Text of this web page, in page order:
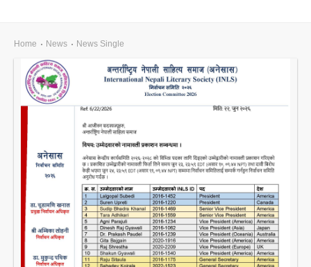
ABOUT US
INLS CHAPTER
EVENTS
NEWS
PUBLICATIONS
AWARDS
GALLERY
Home News News Single